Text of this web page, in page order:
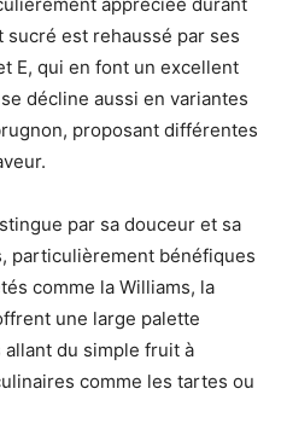
sucré est rehaussé par ses
E, qui en font un excellent
décline aussi en variantes
proposant différentes
par sa douceur et sa
particulièrement bénéfiques
comme la Williams, la
une large palette
du simple fruit à
comme les tartes ou